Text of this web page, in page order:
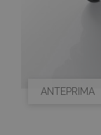
ANTEPRIMA